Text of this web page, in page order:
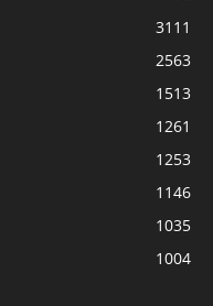
3111
2563
1513
1261
1253
1146
1035
1004